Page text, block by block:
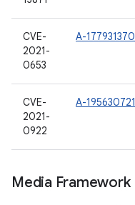
CVE-
2021-
0653
A-177931370
CVE-
2021-
0922
A-195630721
Media Framework